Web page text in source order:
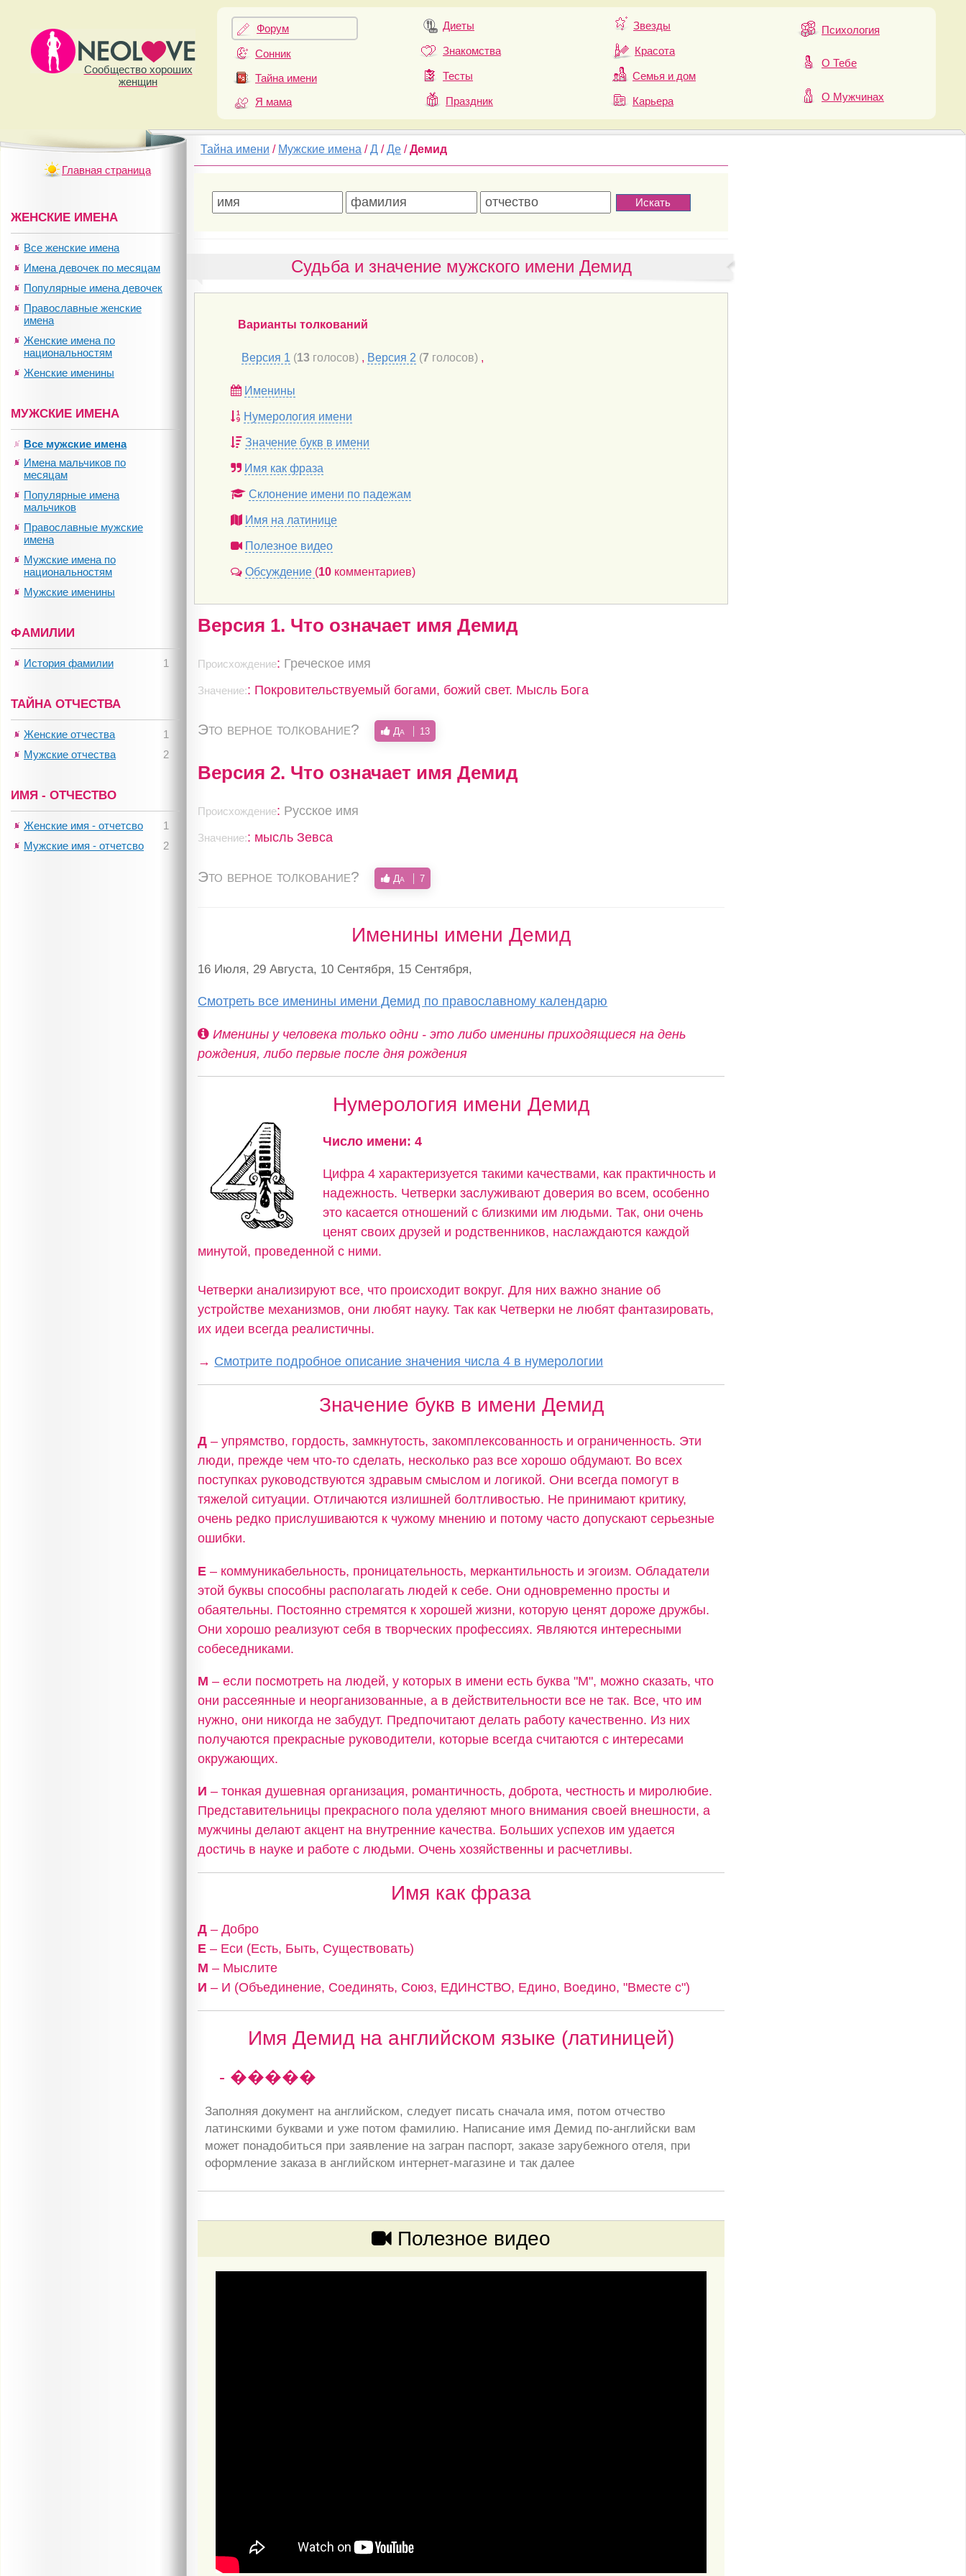
Сообщество хороших
женщин
Форум
Сонник
Тайна имени
Я мама
Диеты
Знакомства
Тесты
Праздник
Звезды
Красота
Семья и дом
Карьера
Психология
О Тебе
О Мужчинах
Тайна имени / Мужские имена /Д /Де /Демид
Судьба и значение мужского имени Демид
Варианты толкований
Версия 1 (13 голосов) , Версия 2 (7 голосов) ,
Именины
Нумерология имени
Значение букв в имени
Имя как фраза
Склонение имени по падежам
Имя на латинице
Полезное видео
Обсуждение (10 комментариев)
Версия 1. Что означает имя Демид
Происхождение: Греческое имя
Значение:: Покровительствуемый богами, божий свет. Мысль Бога
Это верное толкование? Да 13
Версия 2. Что означает имя Демид
Происхождение: Русское имя
Значение:: мысль Зевса
Это верное толкование? Да 7
Именины имени Демид
16 Июля, 29 Августа, 10 Сентября, 15 Сентября,
Смотреть все именины имени Демид по православному календарю
Именины у человека только одни - это либо именины приходящиеся на день
рождения, либо первые после дня рождения
Нумерология имени Демид
Число имени: 4
Цифра 4 характеризуется такими качествами, как практичность и
надежность. Четверки заслуживают доверия во всем, особенно
это касается отношений с близкими им людьми. Так, они очень
ценят своих друзей и родственников, наслаждаются каждой
минутой, проведенной с ними.
Четверки анализируют все, что происходит вокруг. Для них важно знание об
устройстве механизмов, они любят науку. Так как Четверки не любят фантазировать,
их идеи всегда реалистичны.
→ Смотрите подробное описание значения числа 4 в нумерологии
Значение букв в имени Демид
Д – упрямство, гордость, замкнутость, закомплексованность и ограниченность. Эти
люди, прежде чем что-то сделать, несколько раз все хорошо обдумают. Во всех
поступках руководствуются здравым смыслом и логикой. Они всегда помогут в
тяжелой ситуации. Отличаются излишней болтливостью. Не принимают критику,
очень редко прислушиваются к чужому мнению и потому часто допускают серьезные
ошибки.
Е – коммуникабельность, проницательность, меркантильность и эгоизм. Обладатели
этой буквы способны располагать людей к себе. Они одновременно просты и
обаятельны. Постоянно стремятся к хорошей жизни, которую ценят дороже дружбы.
Они хорошо реализуют себя в творческих профессиях. Являются интересными
собеседниками.
М – если посмотреть на людей, у которых в имени есть буква "М", можно сказать, что
они рассеянные и неорганизованные, а в действительности все не так. Все, что им
нужно, они никогда не забудут. Предпочитают делать работу качественно. Из них
получаются прекрасные руководители, которые всегда считаются с интересами
окружающих.
И – тонкая душевная организация, романтичность, доброта, честность и миролюбие.
Представительницы прекрасного пола уделяют много внимания своей внешности, а
мужчины делают акцент на внутренние качества. Больших успехов им удается
достичь в науке и работе с людьми. Очень хозяйственны и расчетливы.
Имя как фраза
Д – Добро
Е – Еси (Есть, Быть, Существовать)
М – Мыслите
И – И (Объединение, Соединять, Союз, ЕДИНСТВО, Едино, Воедино, "Вместе с")
Имя Демид на английском языке (латиницей)
- �����
Заполняя документ на английском, следует писать сначала имя, потом отчество
латинскими буквами и уже потом фамилию. Написание имя Демид по-английски вам
может понадобиться при заявление на загран паспорт, заказе зарубежного отеля, при
оформление заказа в английском интернет-магазине и так далее
Полезное видео
Главная страница
ЖЕНСКИЕ ИМЕНА
Все женские имена
Имена девочек по месяцам
Популярные имена девочек
Православные женские
имена
Женские имена по
национальностям
Женские именины
МУЖСКИЕ ИМЕНА
Все мужские имена
Имена мальчиков по
месяцам
Популярные имена
мальчиков
Православные мужские
имена
Мужские имена по
национальностям
Мужские именины
ФАМИЛИИ
1
История фамилии
ТАЙНА ОТЧЕСТВА
1
Женские отчества
2
Мужские отчества
ИМЯ - ОТЧЕСТВО
1
Женские имя - отчетсво
2
Мужские имя - отчетсво